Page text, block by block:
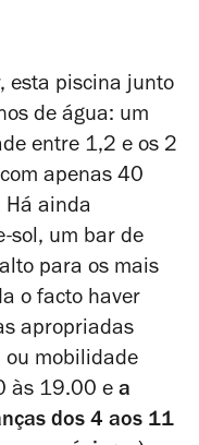
esta piscina junto
de água: um
entre 1,2 e os 2
apenas 40
Há ainda
sol, um bar de
para os mais
o facto haver
apropriadas
ou mobilidade
às 19.00 e a
dos 4 aos 11